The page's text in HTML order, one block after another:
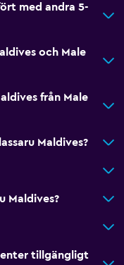
med andra 5-
och Male
från Male
Maldives?
Maldives?
tillgängligt